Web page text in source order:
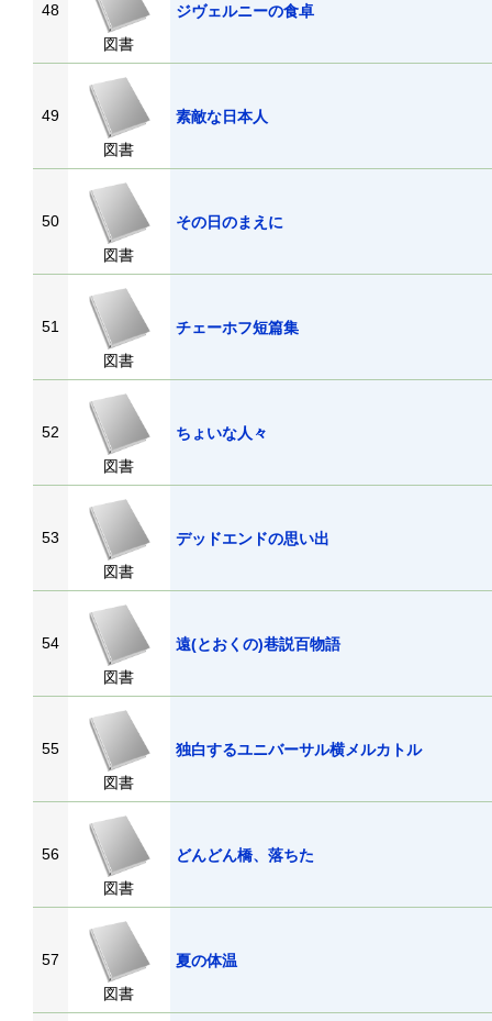
48
図書
ジヴェルニーの食卓
49
図書
素敵な日本人
50
図書
その日のまえに
51
図書
チェーホフ短篇集
52
図書
ちょいな人々
53
図書
デッドエンドの思い出
54
図書
遠(とおくの)巷説百物語
55
図書
独白するユニバーサル横メルカトル
56
図書
どんどん橋、落ちた
57
図書
夏の体温